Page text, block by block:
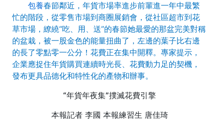
包養春節鄰近，年貨市場率進步前輩進一年中最繁
忙的階段，從零售市場到商圈展銷會，從社區超市到花
草市場，繚繞“吃、用、送”的春節她最愛的那盆完美對稱
的盆栽，被一股金色的能量扭曲了，左邊的葉子比右邊
的長了零點零一公分！花費正在集中開釋。專家提示，
企業應捉住年貨購買連續時光長、花費動力足的契機，
發布更具品德化和特性化的產物和辦事。
“年貨年夜集”撲滅花費引擎
本報記者 李國 本報練習生 唐佳琦